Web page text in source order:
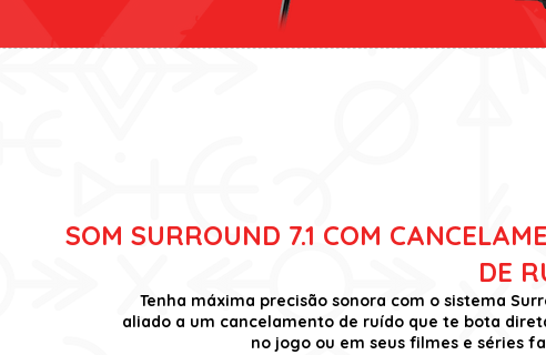
SOM SURROUND 7.1 COM
DE
Tenha máxima precisão sonora com o sistema
aliado a um cancelamento de ruído que te bota
no jogo ou em seus filmes e séries